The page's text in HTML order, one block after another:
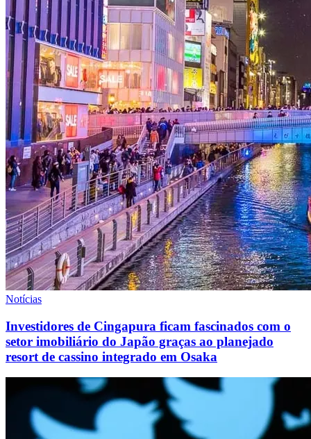
Notícias
Investidores de Cingapura ficam fascinados com o
setor imobiliário do Japão graças ao planejado
resort de cassino integrado em Osaka